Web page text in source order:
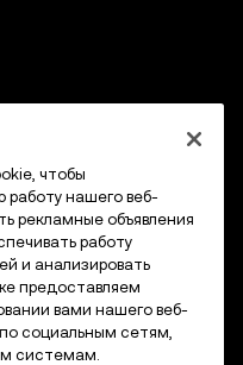
чтобы
работу нашего веб-
рекламные объявления
работу
и анализировать
предоставляем
вами нашего веб-
социальным сетям,
системам.